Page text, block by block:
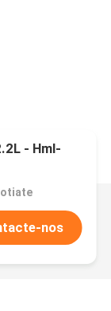
- Hml-
nos